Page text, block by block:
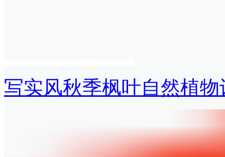
写实风秋季枫叶自然植